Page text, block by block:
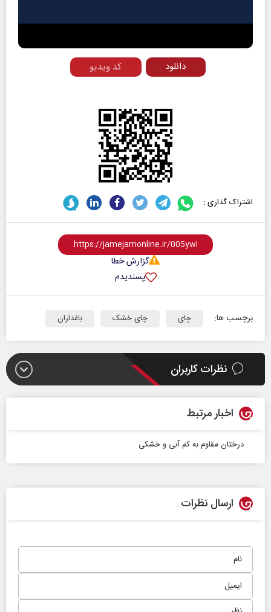
Video
کد ویدیو دانلود
اشتراک گذاری :
گزارش خطا
پسندیدم
برچسب ها: چای چای خشک باغداران
نظرات کاربران
اخبار مرتبط
درختان مقاوم به کم آبی و خشکی
ارسال نظرات